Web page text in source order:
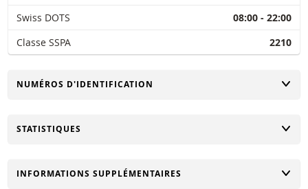
Swiss DOTS
08:00 - 22:00
Classe SSPA
2210
CHANGER
NUMÉROS D'IDENTIFICATION
CHANGER
STATISTIQUES
CHANGER
INFORMATIONS SUPPLÉMENTAIRES